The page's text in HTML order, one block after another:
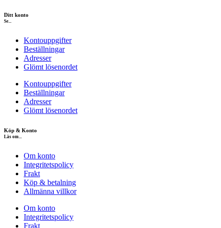
Ditt konto
Se...
Kontouppgifter
Beställningar
Adresser
Glömt lösenordet
Kontouppgifter
Beställningar
Adresser
Glömt lösenordet
Köp & Konto
Läs om...
Om konto
Integritetspolicy
Frakt
Köp & betalning
Allmänna villkor
Om konto
Integritetspolicy
Frakt